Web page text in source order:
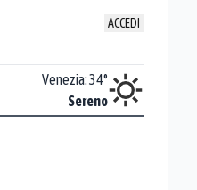
ACCEDI
Venezia:34°
Sereno